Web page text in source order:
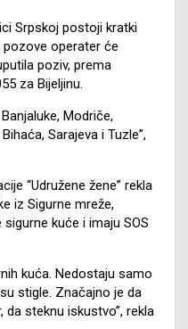
Srpskoj postoji kratki
operater će
poziv, prema
za Bijeljinu.
Modriče,
Sarajeva i Tuzle”,
“Udružene žene” rekla
iz Sigurne mreže,
kuće i imaju SOS
kuća. Nedostaju samo
stigle. Značajno je da
steknu iskustvo”, rekla